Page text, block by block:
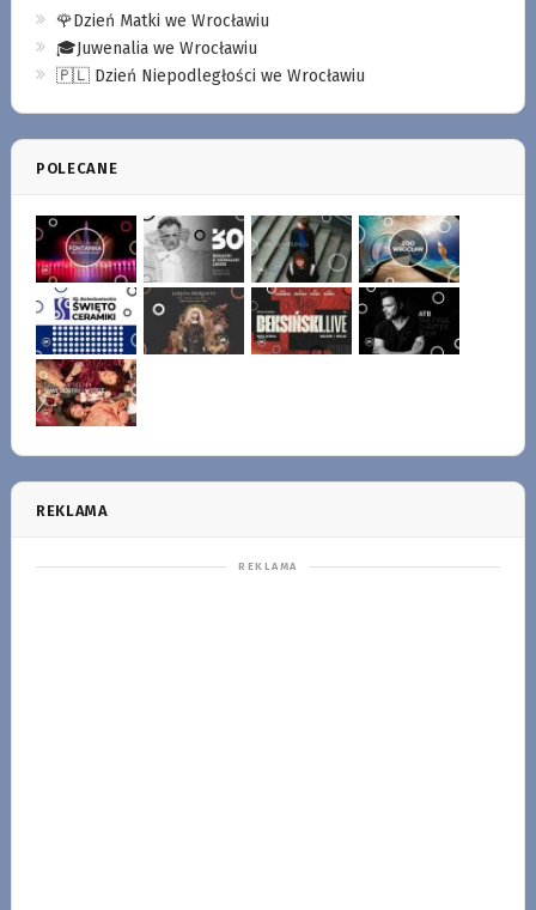
🌹Dzień Matki we Wrocławiu
🎓Juwenalia we Wrocławiu
🇵🇱 Dzień Niepodległości we Wrocławiu
POLECANE
REKLAMA